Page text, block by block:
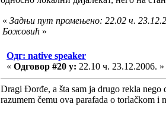
« Задњи пут промењено: 22.02 ч.
Божовић »
Одг: native speaker
« Одговор #20 у: 22.10 ч. 23.12.2006. »
Dragi Đorđe, a šta sam ja drugo rekla
razumem čemu ova parafada o torlačkom i